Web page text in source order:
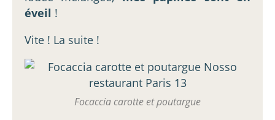
éveil !
Vite ! La suite !
Focaccia carotte et poutargue